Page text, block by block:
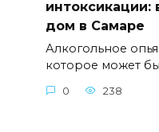
интоксикации:
дом в Самаре
Алкогольное
которое может
0 238